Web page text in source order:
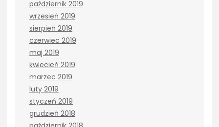
październik 2019
wrzesień 2019
sierpień 2019
czerwiec 2019
maj 2019
kwiecień 2019
marzec 2019
luty 2019
styczeń 2019
grudzień 2018